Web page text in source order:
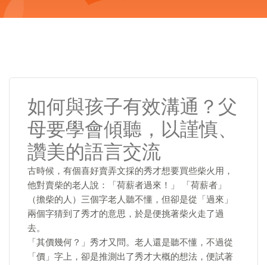
如何與孩子有效溝通？父
母要學會傾聽，以謹慎、
讚美的語言交流
古時候，有個喜好賣弄文採的秀才想要買些柴火用，
他對賣柴的老人說：「荷薪者過來！」 「荷薪者」
（擔柴的人）三個字老人聽不懂，但卻是從「過來」
兩個字猜到了秀才的意思，於是便挑著柴火走了過
去。
「其價幾何？」秀才又問。老人還是聽不懂，不過從
「價」字上，卻是推測出了秀才大概的想法，便試著